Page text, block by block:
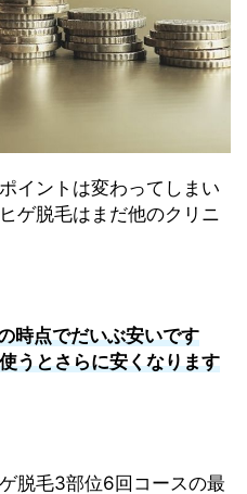
イントは変わってしまい
ゲ脱毛はまだ他のクリニ
時点でだいぶ安いです
うとさらに安くなります
脱毛3部位6回コースの最